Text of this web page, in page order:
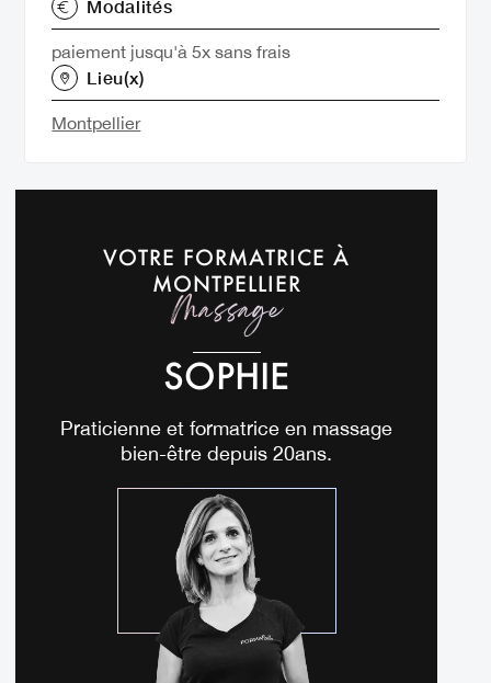
Modalités
paiement jusqu'à 5x sans frais
Lieu(x)
Montpellier
VOTRE FORMATRICE À
MONTPELLIER
Massage
SOPHIE
Praticienne et formatrice en massage
bien-être depuis 20ans.